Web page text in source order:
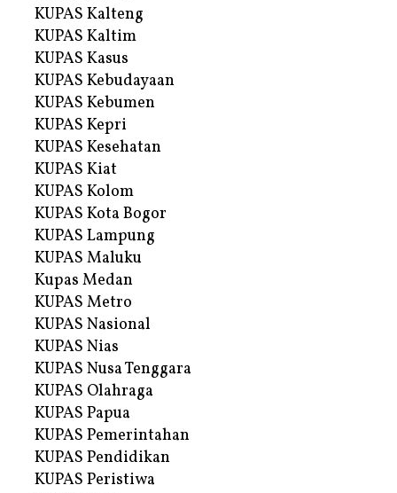
KUPAS Kalteng
KUPAS Kaltim
KUPAS Kasus
KUPAS Kebudayaan
KUPAS Kebumen
KUPAS Kepri
KUPAS Kesehatan
KUPAS Kiat
KUPAS Kolom
KUPAS Kota Bogor
KUPAS Lampung
KUPAS Maluku
Kupas Medan
KUPAS Metro
KUPAS Nasional
KUPAS Nias
KUPAS Nusa Tenggara
KUPAS Olahraga
KUPAS Papua
KUPAS Pemerintahan
KUPAS Pendidikan
KUPAS Peristiwa